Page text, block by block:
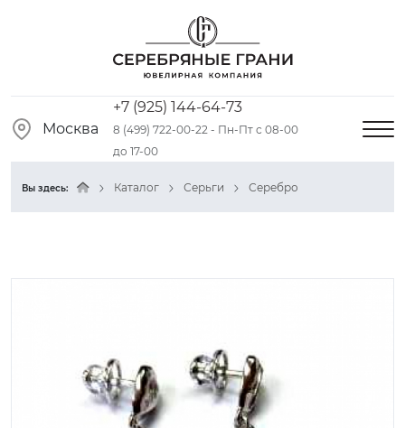
Москва
+7 (925) 144-64-73
8 (499) 722-00-22 - Пн-Пт с 08-00
до 17-00
Вы здесь: Каталог Серьги Серебро